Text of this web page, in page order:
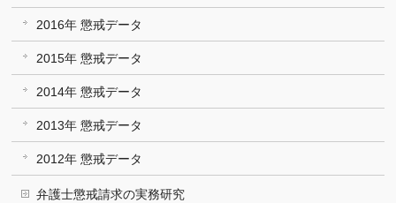
2016年 懲戒データ
2015年 懲戒データ
2014年 懲戒データ
2013年 懲戒データ
2012年 懲戒データ
弁護士懲戒請求の実務研究